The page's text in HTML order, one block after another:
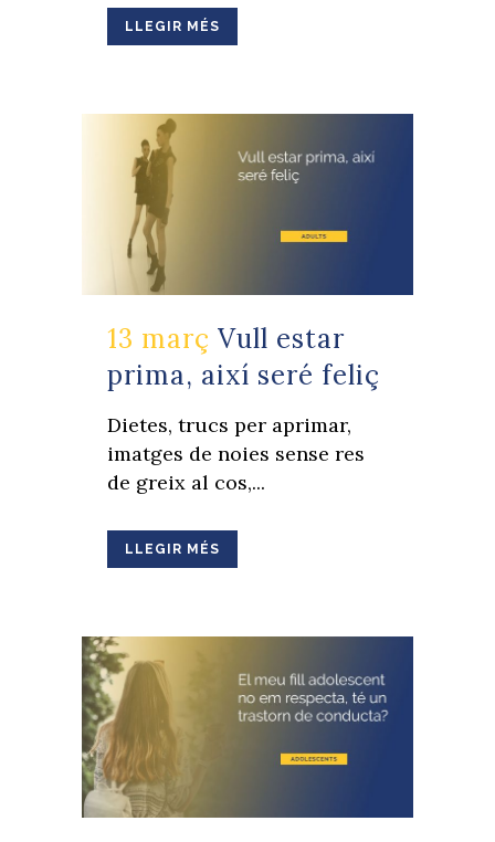
LLEGIR MÉS
13 març Vull estar
prima, així seré feliç
Dietes, trucs per aprimar,
imatges de noies sense res
de greix al cos,...
LLEGIR MÉS